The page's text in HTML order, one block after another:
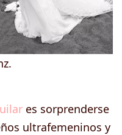
es sorprenderse
ultrafemeninos y